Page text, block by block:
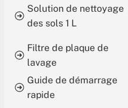
Solution de nettoyage
des sols 1 L
Filtre de plaque de
lavage
Guide de démarrage
rapide